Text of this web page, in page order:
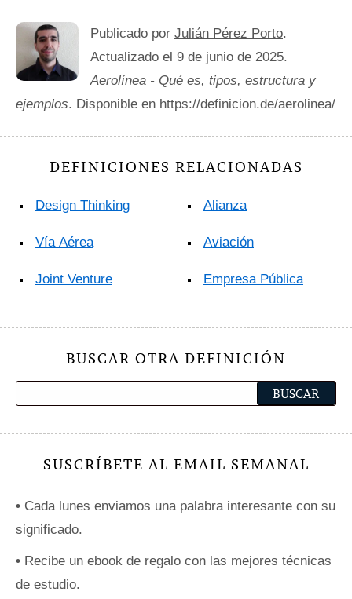
Publicado por Julián Pérez Porto.
Actualizado el 9 de junio de 2025.
Aerolínea - Qué es, tipos, estructura y
ejemplos. Disponible en https://definicion.de/aerolinea/
DEFINICIONES RELACIONADAS
Design Thinking
Vía Aérea
Joint Venture
Alianza
Aviación
Empresa Pública
BUSCAR OTRA DEFINICIÓN
SUSCRÍBETE AL EMAIL SEMANAL
• Cada lunes enviamos una palabra interesante con su
significado.
• Recibe un ebook de regalo con las mejores técnicas
de estudio.